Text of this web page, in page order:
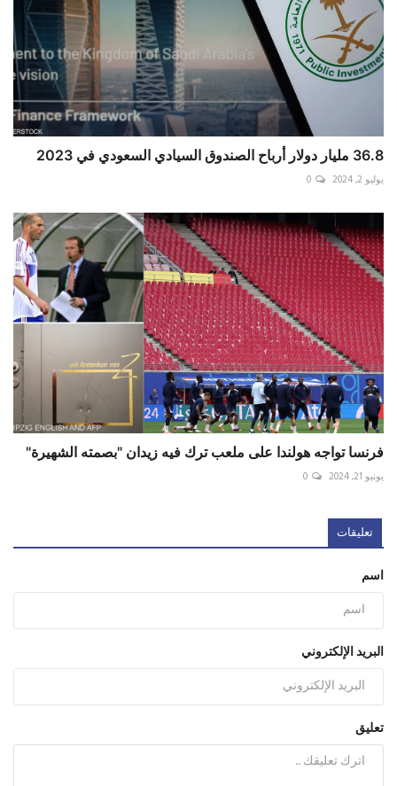
36.8 مليار دولار أرباح الصندوق السيادي السعودي في 2023
يوليو 2, 2024 0
فرنسا تواجه هولندا على ملعب ترك فيه زيدان "بصمته الشهيرة"
يونيو 21, 2024 0
تعليقات
اسم
البريد الإلكتروني
تعليق